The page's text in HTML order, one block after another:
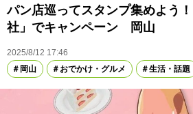
パン店巡ってスタンプ集めよう
社」でキャンペーン 岡山
2025/8/12 17:46
岡山
おでかけ・グルメ 生活・話題